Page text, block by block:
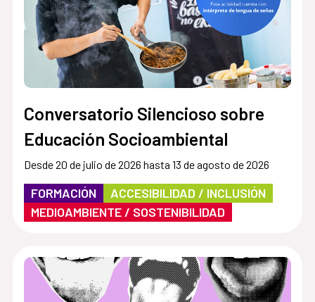
Conversatorio Silencioso sobre
Educación Socioambiental
Desde 20 de julio de 2026 hasta 13 de agosto de 2026
FORMACIÓN
ACCESIBILIDAD / INCLUSIÓN
MEDIOAMBIENTE / SOSTENIBILIDAD